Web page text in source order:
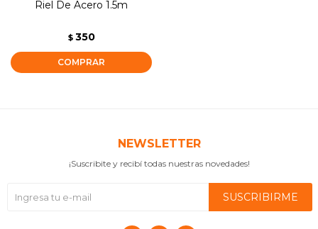
Riel De Acero 1.5m
$ 350
NEWSLETTER
¡Suscribite y recibí todas nuestras novedades!
SUSCRIBIRME